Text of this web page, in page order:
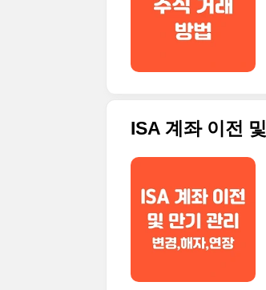
ISA 계좌 이전